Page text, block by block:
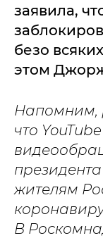
заявила,
безо
этом
Напомним,
что
жителям
В